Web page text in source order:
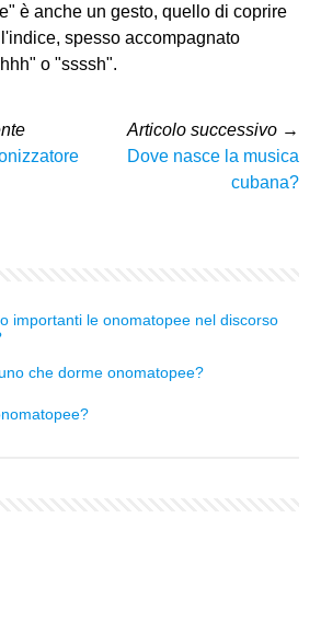
è anche un gesto, quello di coprire
spesso accompagnato
o "ssssh".
Articolo successivo →
Dove nasce la musica
cubana?
importanti le onomatopee nel discorso
che dorme onomatopee?